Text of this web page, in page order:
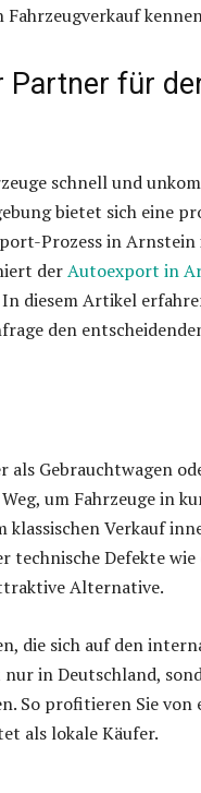
Partner für
schnell und
bietet sich eine
Prozess in Arnstein
derAutoexport in
diesem Artikel
den
Gebrauchtwagen
um Fahrzeuge in
Verkauf
technische Defekte
Alternative.
die sich auf den
in Deutschland,
So profitieren Sie von
als lokale Käufer.